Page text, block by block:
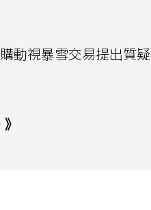
動視暴雪交易提出質